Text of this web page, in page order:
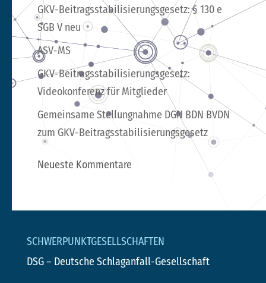
GKV-Beitragsstabilisierungsgesetz: § 130 e
SGB V neu
ASV-MS
GKV-Beitragsstabilisierungsgesetz:
Videokonferenz für Mitglieder
Gemeinsame Stellungnahme DGN BDN BVDN
zum GKV-Beitragsstabilisierungsgesetz
Neueste Kommentare
SCHWERPUNKTGESELLSCHAFTEN
DSG– Deutsche Schlaganfall-Gesellschaft